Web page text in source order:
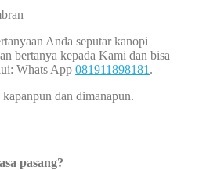
Anda seputar kanopi
bertanya kepada Kami dan bisa
Whats App 081911898181 .
dan dimanapun.
pasang?